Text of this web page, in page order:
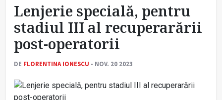
Demersuri pentru acces transfrontalier la date
Contractul cadru ar putea fi modificat
Comercializarea unor medicamente, blocată
temporar
Lenjerie specială, pentru
stadiul III al recuperarării
post-operatorii
DE FLORENTINA IONESCU - NOV. 20 2023